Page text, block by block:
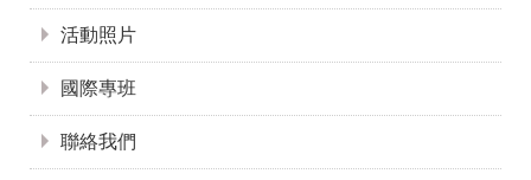
活動照片
國際專班
聯絡我們